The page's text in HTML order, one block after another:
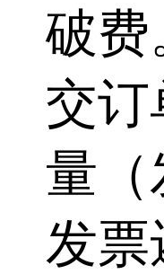
破费
交订
量（
发票